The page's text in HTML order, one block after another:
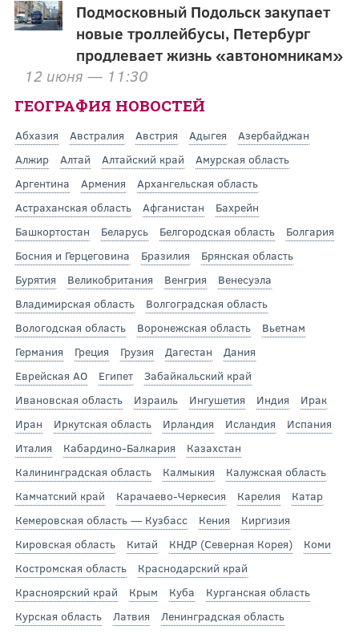
Подмосковный Подольск закупает
новые троллейбусы, Петербург
продлевает жизнь «автономникам»
12 июня — 11:30
ГЕОГРАФИЯ НОВОСТЕЙ
Абхазия Австралия Австрия Адыгея
Азербайджан
Алжир
Алтай Алтайский край
Амурская область
Аргентина
Армения
Архангельская область
Астраханская область
Афганистан
Бахрейн
Башкортостан
Беларусь Белгородская область
Болгария
Босния и Герцеговина
Бразилия
Брянская область
Бурятия
Великобритания Венгрия
Венесуэла
Владимирская область
Волгоградская область
Вологодская область
Воронежская область
Вьетнам
Германия
Греция Грузия Дагестан
Дания
Еврейская АО
Египет
Забайкальский край
Ивановская область
Израиль Ингушетия Индия
Ирак
Иран
Иркутская область Ирландия Исландия
Испания
Италия
Кабардино-Балкария
Казахстан
Калининградская область
Калмыкия
Калужская область
Камчатский край
Карачаево-Черкесия Карелия
Катар
Кемеровская область — Кузбасс
Кения
Киргизия
Кировская область
Китай КНДР (Северная Корея)
Коми
Костромская область
Краснодарский край
Красноярский край
Крым Куба
Курганская область
Курская область
Латвия
Ленинградская область